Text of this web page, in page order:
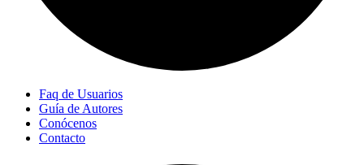
Faq de Usuarios
Guía de Autores
Conócenos
Contacto